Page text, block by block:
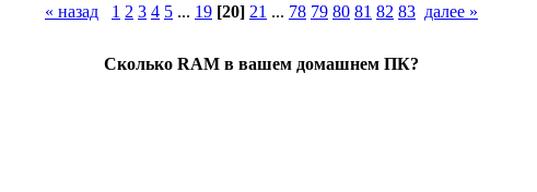
« назад 1 2 3 4 5 ... 19 [20] 21 ... 78 79 80 81 82 83 далее »
Сколько RAM в вашем домашнем ПК?